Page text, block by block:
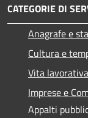
CATEGORIE DI
Anagrafe e
Cultura e
Vita lavorativa
Imprese e
Appalti